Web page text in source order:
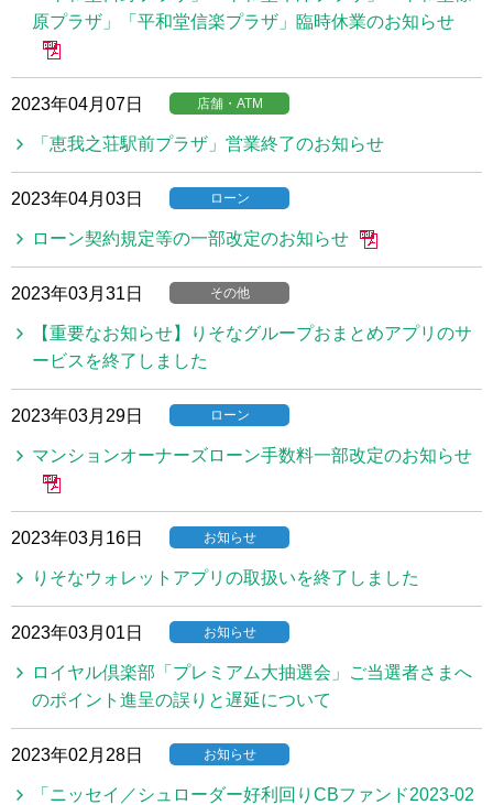
原プラザ」「平和堂信楽プラザ」臨時休業のお知らせ
2023年04月07日 店舗・ATM
「恵我之荘駅前プラザ」営業終了のお知らせ
2023年04月03日 ローン
ローン契約規定等の一部改定のお知らせ
2023年03月31日 その他
【重要なお知らせ】りそなグループおまとめアプリのサ
ービスを終了しました
2023年03月29日 ローン
マンションオーナーズローン手数料一部改定のお知らせ
2023年03月16日 お知らせ
りそなウォレットアプリの取扱いを終了しました
2023年03月01日 お知らせ
ロイヤル倶楽部「プレミアム大抽選会」ご当選者さまへ
のポイント進呈の誤りと遅延について
2023年02月28日 お知らせ
「ニッセイ／シュローダー好利回りCBファンド2023-02